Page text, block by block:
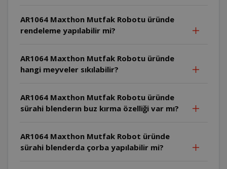
AR1064 Maxthon Mutfak Robotu üründe
rendeleme yapılabilir mi?
AR1064 Maxthon Mutfak Robotu üründe
hangi meyveler sıkılabilir?
AR1064 Maxthon Mutfak Robotu üründe
sürahi blenderın buz kırma özelliği var mı?
AR1064 Maxthon Mutfak Robot üründe
sürahi blenderda çorba yapılabilir mi?